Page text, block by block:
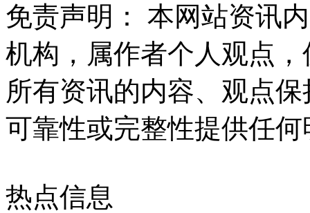
免责声明： 本网站资讯
机构，属作者个人观点
所有资讯的内容、观点
可靠性或完整性提供任
热点信息